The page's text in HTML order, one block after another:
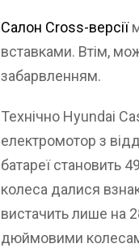
Салон Cross-версії
вставками. Втім,
забарвленням.
Технічно Hyundai
електромотор з
батареї становить
колеса далися
вистачить лише на
дюймовими